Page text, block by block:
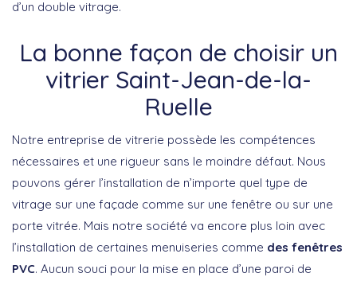
d’un double vitrage.
La bonne façon de choisir un
vitrier Saint-Jean-de-la-
Ruelle
Notre entreprise de vitrerie possède les compétences
nécessaires et une rigueur sans le moindre défaut. Nous
pouvons gérer l’installation de n’importe quel type de
vitrage sur une façade comme sur une fenêtre ou sur une
porte vitrée. Mais notre société va encore plus loin avec
l’installation de certaines menuiseries comme des fenêtres
PVC. Aucun souci pour la mise en place d’une paroi de